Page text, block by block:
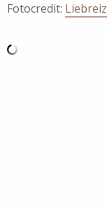
Fotocredit: